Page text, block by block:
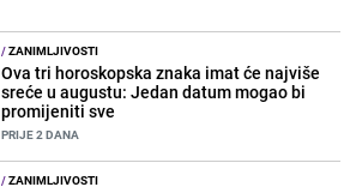
/ZANIMLJIVOSTI
Ova tri horoskopska znaka imat će najviše
sreće u augustu: Jedan datum mogao bi
promijeniti sve
PRIJE 2 DANA
/ZANIMLJIVOSTI